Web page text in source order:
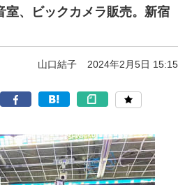
室、ビックカメラ販売。新宿
山口結子 2024年2月5日 15:15